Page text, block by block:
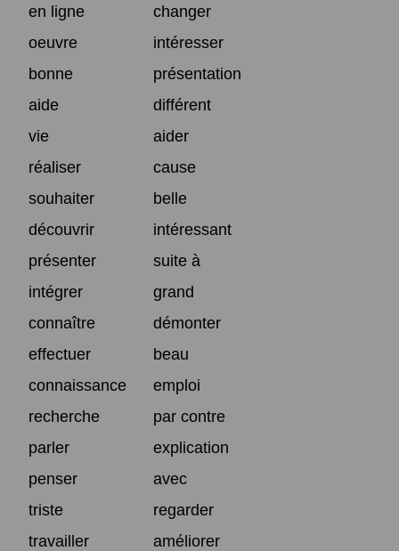
en ligne
changer
oeuvre
intéresser
bonne
présentation
aide
différent
vie
aider
réaliser
cause
souhaiter
belle
découvrir
intéressant
présenter
suite à
intégrer
grand
connaître
démonter
effectuer
beau
connaissance
emploi
recherche
par contre
parler
explication
penser
avec
triste
regarder
travailler
améliorer